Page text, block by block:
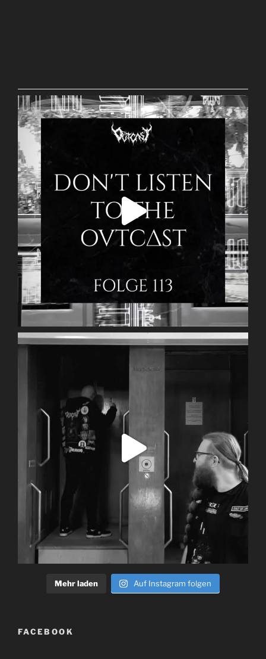
Mehr laden Auf Instagram folgen
FACEBOOK